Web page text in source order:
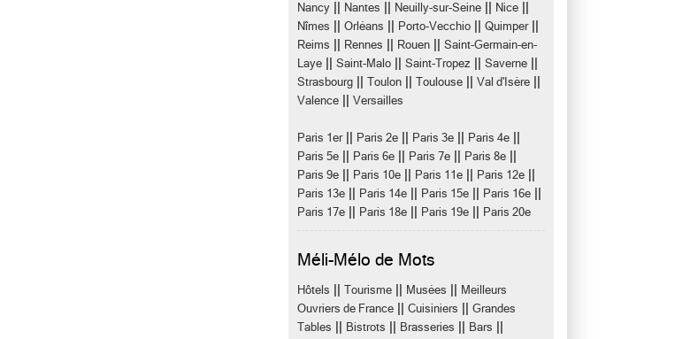
Nancy Nantes Neuilly-sur-Seine Nice
Nîmes Orléans Porto-Vecchio Quimper||
Reims Rennes Rouen
Saint-Germain-en-
Laye
Saint-Malo Saint-Tropez Saverne
Strasbourg Toulon Toulouse Val d'Isère
Valence Versailles
Paris 1er|| Paris 2e Paris 3e Paris 4e
Paris 5e Paris 6e Paris 7e Paris 8e
Paris 9e Paris 10e Paris 11e Paris 12e
Paris 13e Paris 14e Paris 15e Paris 16e
Paris 17e Paris 18e Paris 19e Paris 20e
Méli-Mélo de Mots
Hôtels Tourisme Musées
Meilleurs
Ouvriers de France
Cuisiniers
Grandes
Tables
Bistrots Brasseries Bars